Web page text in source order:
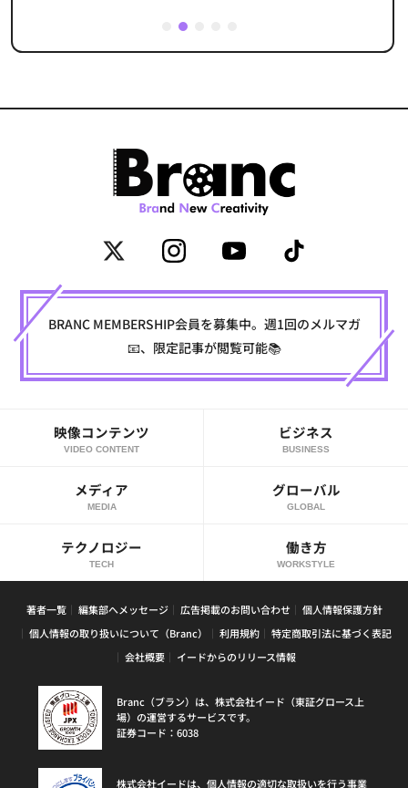
2
BRANC MEMBERSHIP会員を募集中。週1回のメルマガ
📧、限定記事が閲覧可能📚
映像コンテンツ
VIDEO CONTENT
ビジネス
BUSINESS
メディア
MEDIA
グローバル
GLOBAL
テクノロジー
TECH
働き方
WORKSTYLE
著者一覧 編集部へメッセージ 広告掲載のお問い合わせ
個人情報保護方針
個人情報の取り扱いについて（Branc）
利用規約
特定商取引法に基づく表記
会社概要
イードからのリリース情報
Branc（ブラン）は、株式会社イード（東証グロース上
場）の運営するサービスです。
証券コード：6038
株式会社イードは、個人情報の適切な取扱いを行う事業